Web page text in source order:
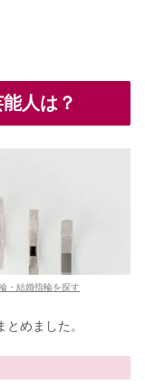
人は？
・結婚指輪を探す
めました。